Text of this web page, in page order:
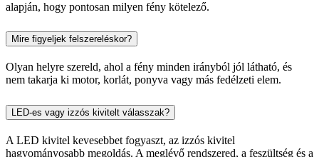
alapján, hogy pontosan milyen fény kötelező.
Mire figyeljek felszereléskor?
Olyan helyre szereld, ahol a fény minden irányból jól látható, és
nem takarja ki motor, korlát, ponyva vagy más fedélzeti elem.
LED-es vagy izzós kivitelt válasszak?
A LED kivitel kevesebbet fogyaszt, az izzós kivitel
hagyományosabb megoldás. A meglévő rendszered, a feszültség és a